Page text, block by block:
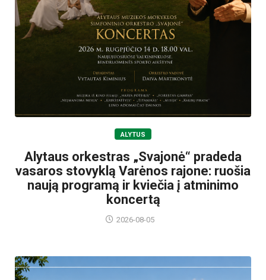
ALYTUS
Alytaus orkestras „Svajonė“ pradeda
vasaros stovyklą Varėnos rajone: ruošia
naują programą ir kviečia į atminimo
koncertą
2026-08-05